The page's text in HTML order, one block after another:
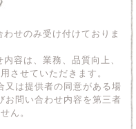
せのみ受け付けておりま
容は、業務、品質向上、
させていただきます。
又は提供者の同意がある場
お問い合わせ内容を第三者
ん。